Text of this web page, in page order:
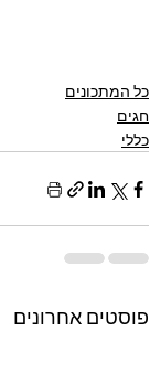
כל המתכונים
חגים
כללי
פוסטים אחרונים